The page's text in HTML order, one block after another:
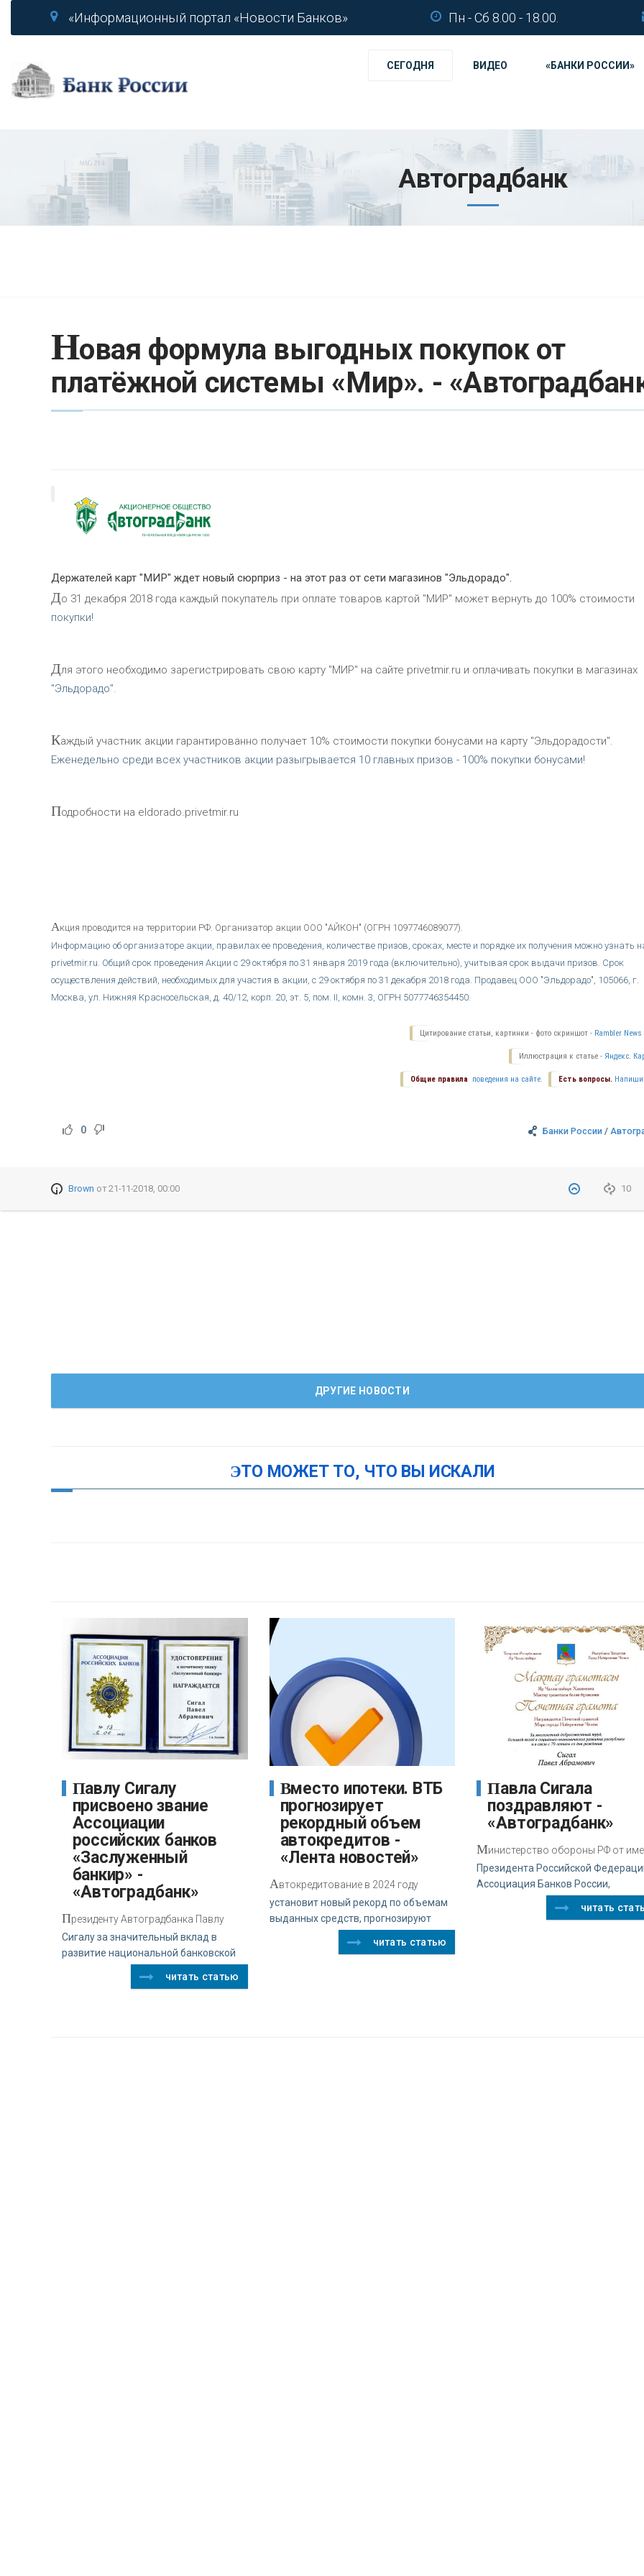
«Информационный портал «Новости Банков» Пн - Сб 8.00 - 18.00.
СЕГОДНЯ ВИДЕО «БАНКИ РОССИИ»
Автоградбанк
Новая формула выгодных покупок от
платёжной системы «Мир». -
Держателей карт "МИР" ждет новый сюрприз - на этот раз от сети магазинов "Эльдорадо".
До 31 декабря 2018 года каждый покупатель при оплате товаров картой "МИР" может вернуть до 100% стоимости
покупки!
Для этого необходимо зарегистрировать свою карту "МИР" на сайте privetmir.ru и оплачивать покупки в магазинах
"Эльдорадо".
Каждый участник акции гарантированно получает 10% стоимости покупки бонусами на карту "Эльдорадости".
Еженедельно среди всех участников акции разыгрывается 10 главных призов - 100% покупки бонусами!
Подробности на eldorado.privetmir.ru
Акция проводится на территории РФ. Организатор акции ООО "АЙКОН" (ОГРН 1097746089077).
Информацию об организаторе акции, правилах ее проведения, количестве призов, сроках, месте и порядке их получения можно узнать
privetmir.ru. Общий срок проведения Акции с 29 октября по 31 января 2019 года (включительно), учитывая срок выдачи призов. Срок
осуществления действий, необходимых для участия в акции, с 29 октября по 31 декабря 2018 года. Продавец ООО "Эльдорадо", 105066, г.
Москва, ул. Нижняя Красносельская, д. 40/12, корп. 20, эт. 5, пом. II, комн. 3, ОГРН 5077746354450.
Цитирование статьи, картинки - фото скриншот - Rambler News
Иллюстрация к статье - Яндекс.
Есть вопросы.
Общие правила поведения на сайте.
Банки России /
0
10
Brown от 21-11-2018, 00:00
ДРУГИЕ НОВОСТИ
ЭТО МОЖЕТ ТО, ЧТО ВЫ ИСКАЛИ
Павлу Сигалу
присвоено звание
Ассоциации
российских банков
«Заслуженный
банкир» -
«Автоградбанк»
Президенту Автоградбанка Павлу
Сигалу за значительный вклад в
развитие национальной банковской
читать статью
Вместо ипотеки. ВТБ
прогнозирует
рекордный объем
автокредитов -
«Лента новостей»
Автокредитование в 2024 году
установит новый рекорд по объемам
выданных средств, прогнозируют
читать статью
Павла Сигала
поздравляют -
«Автоградбанк»
Министерство обороны РФ от
Президента Российской
Ассоциация Банков России,
читать